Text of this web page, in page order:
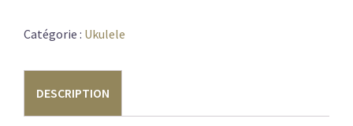
U-
WT
Catégorie : Ukulele
DESCRIPTION